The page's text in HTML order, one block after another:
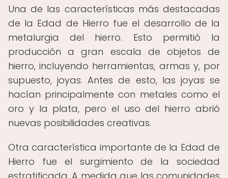
Una de las características más destacadas
de la Edad de Hierro fue el desarrollo de la
metalurgia del hierro. Esto permitió la
producción a gran escala de objetos de
hierro, incluyendo herramientas, armas y, por
supuesto, joyas. Antes de esto, las joyas se
hacían principalmente con metales como el
oro y la plata, pero el uso del hierro abrió
nuevas posibilidades creativas.
Otra característica importante de la Edad de
Hierro fue el surgimiento de la sociedad